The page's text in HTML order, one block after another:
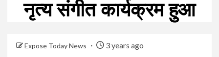
नृत्य संगीत कार्यक्रम हुआ
Expose Today News 3 years ago